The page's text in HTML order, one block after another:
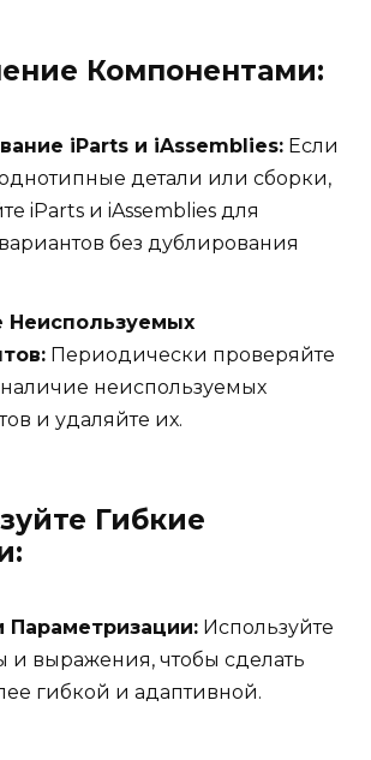
Компонентами:
iParts и iAssemblies: Если
однотипные детали или сборки,
iParts и iAssemblies для
без дублирования
Неиспользуемых
Периодически проверяйте
неиспользуемых
и удаляйте их.
Гибкие
Параметризации: Используйте
и выражения, чтобы сделать
гибкой и адаптивной.